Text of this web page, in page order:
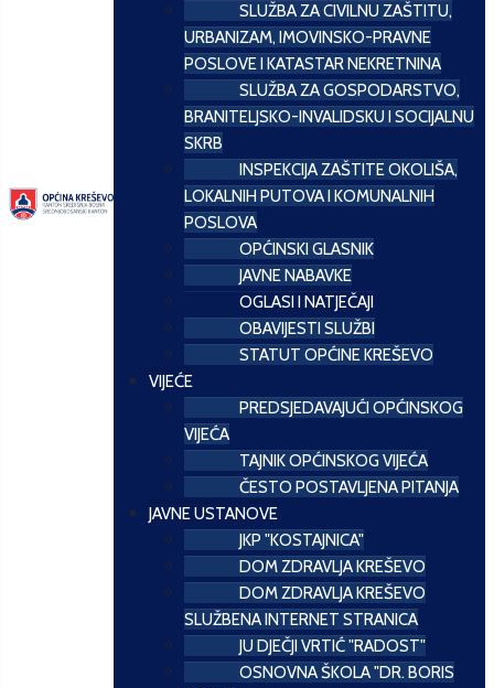
SLUŽBA ZA CIVILNU ZAŠTITU,
URBANIZAM, IMOVINSKO-PRAVNE
POSLOVE I KATASTAR NEKRETNINA
SLUŽBA ZA GOSPODARSTVO,
BRANITELJSKO-INVALIDSKU I SOCIJALNU
SKRB
INSPEKCIJA ZAŠTITE OKOLIŠA,
LOKALNIH PUTOVA I KOMUNALNIH
POSLOVA
OPĆINSKI GLASNIK
JAVNE NABAVKE
OGLASI I NATJEČAJI
OBAVIJESTI SLUŽBI
STATUT OPĆINE KREŠEVO
VIJEĆE
PREDSJEDAVAJUĆI OPĆINSKOG
VIJEĆA
TAJNIK OPĆINSKOG VIJEĆA
ČESTO POSTAVLJENA PITANJA
JAVNE USTANOVE
JKP "KOSTAJNICA"
DOM ZDRAVLJA KREŠEVO
DOM ZDRAVLJA KREŠEVO
SLUŽBENA INTERNET STRANICA
JU DJEČJI VRTIĆ "RADOST"
OSNOVNA ŠKOLA "DR. BORIS